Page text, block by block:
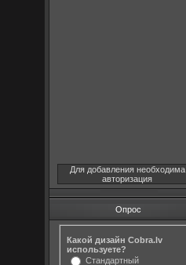
Для добавления необходима
авторизация
Опрос
Какой дизайн Cobra.lv
используете?
Стандартный